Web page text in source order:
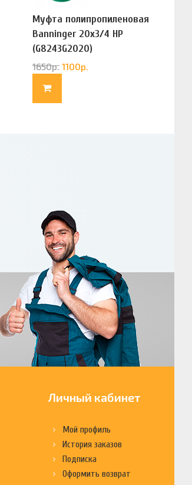
Муфта полипропиленовая
Banninger 20х3/4 НР
(G8243G2020)
1650р. 1100р.
Личный кабинет
Мой профиль
История заказов
Подписка
Оформить возврат